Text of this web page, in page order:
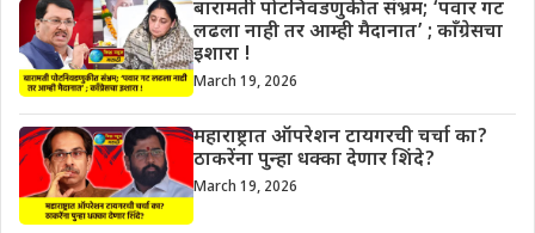
बारामती पोटनिवडणुकीत संभ्रम; ‘पवार गट
लढला नाही तर आम्ही मैदानात’ ; काँग्रेसचा
इशारा !
March 19, 2026
महाराष्ट्रात ऑपरेशन टायगरची चर्चा का?
ठाकरेंना पुन्हा धक्का देणार शिंदे?
March 19, 2026